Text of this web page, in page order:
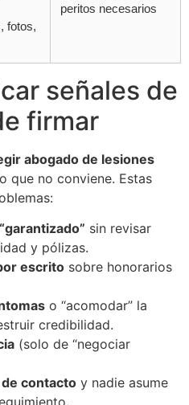
fotos,
peritos necesarios
señales de
firmar
abogado de lesiones
que no conviene. Estas
sin revisar
y pólizas.
escrito sobre honorarios
o “acomodar” la
credibilidad.
(solo de “negociar
contacto y nadie asume